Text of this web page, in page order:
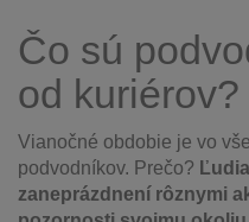
Čo sú
od kuriérov?
Vianočné obdobie je vo
podvodníkov. Prečo?
zaneprázdnení rôznymi